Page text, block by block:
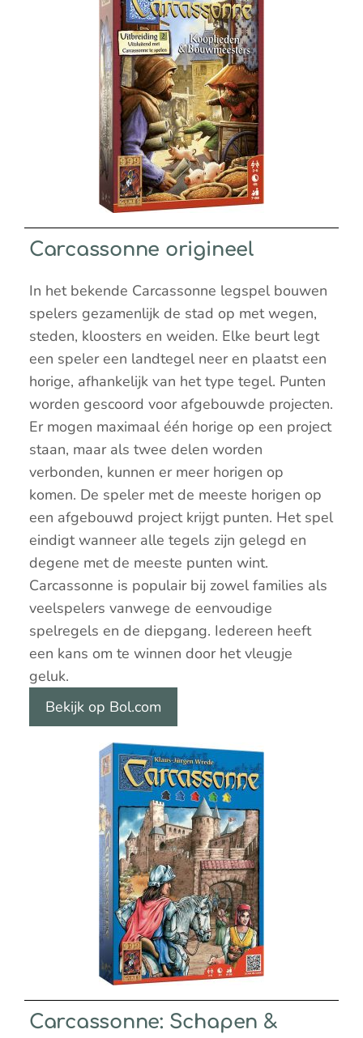
Carcassonne origineel
In het bekende Carcassonne legspel bouwen
spelers gezamenlijk de stad op met wegen,
steden, kloosters en weiden. Elke beurt legt
een speler een landtegel neer en plaatst een
horige, afhankelijk van het type tegel. Punten
worden gescoord voor afgebouwde projecten.
Er mogen maximaal één horige op een project
staan, maar als twee delen worden
verbonden, kunnen er meer horigen op
komen. De speler met de meeste horigen op
een afgebouwd project krijgt punten. Het spel
eindigt wanneer alle tegels zijn gelegd en
degene met de meeste punten wint.
Carcassonne is populair bij zowel families als
veelspelers vanwege de eenvoudige
spelregels en de diepgang. Iedereen heeft
een kans om te winnen door het vleugje
geluk.
Bekijk op Bol.com
Carcassonne: Schapen &